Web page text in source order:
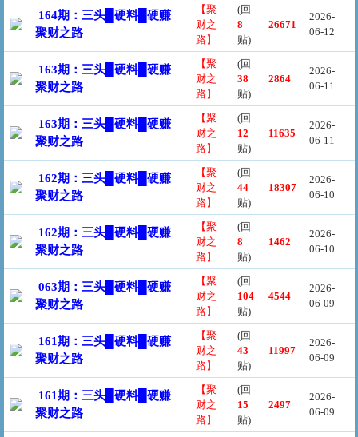
164期：三头█硬料█硬赚
聚财之路
【聚
财之
路】
(回
8
贴)
26671
2026-
06-12
163期：三头█硬料█硬赚
聚财之路
【聚
财之
路】
(回
38
贴)
2864
2026-
06-11
163期：三头█硬料█硬赚
聚财之路
【聚
财之
路】
(回
12
贴)
11635
2026-
06-11
162期：三头█硬料█硬赚
聚财之路
【聚
财之
路】
(回
44
贴)
18307
2026-
06-10
162期：三头█硬料█硬赚
聚财之路
【聚
财之
路】
(回
8
贴)
1462
2026-
06-10
063期：三头█硬料█硬赚
聚财之路
【聚
财之
路】
(回
104
贴)
4544
2026-
06-09
161期：三头█硬料█硬赚
聚财之路
【聚
财之
路】
(回
43
贴)
11997
2026-
06-09
161期：三头█硬料█硬赚
聚财之路
【聚
财之
路】
(回
15
贴)
2497
2026-
06-09